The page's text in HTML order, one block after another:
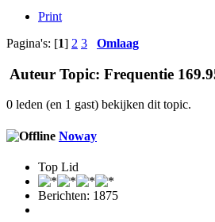
Print
Pagina's: [1] 2 3 Omlaag
Auteur Topic: Frequentie
0 leden (en 1 gast) bekijken dit topic.
Noway
Top Lid
Berichten: 1875